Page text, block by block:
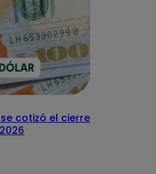
cotizó el cierre